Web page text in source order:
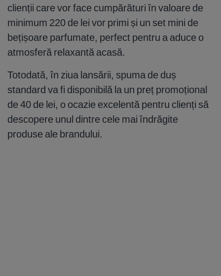
clienții care vor face cumpărături în valoare de
minimum 220 de lei vor primi și un set mini de
bețișoare parfumate, perfect pentru a aduce o
atmosferă relaxantă acasă.
Totodată, în ziua lansării, spuma de duș
standard va fi disponibilă la un preț promoțional
de 40 de lei, o ocazie excelentă pentru clienți să
descopere unul dintre cele mai îndrăgite
produse ale brandului.